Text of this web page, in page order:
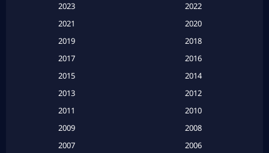
Based on a True Story สร้างจากเรื่องจริง(2)
Based on a True Story เรื่องจริง (20)
Based on a True Story เรื่องจริง (16)
2023
2022
2021
2020
2019
2018
2017
2016
2015
2014
2013
2012
2011
2010
2009
2008
2007
2006